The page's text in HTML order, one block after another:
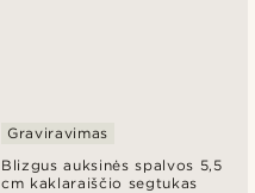
Blizgus auksinės spalvos 5,5
cm kaklaraiščio segtukas
Graviravimas